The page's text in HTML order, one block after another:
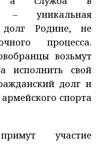
– уникальная
долг Родине, не
процесса.
возьмут
исполнить свой
долг и
спорта
участие